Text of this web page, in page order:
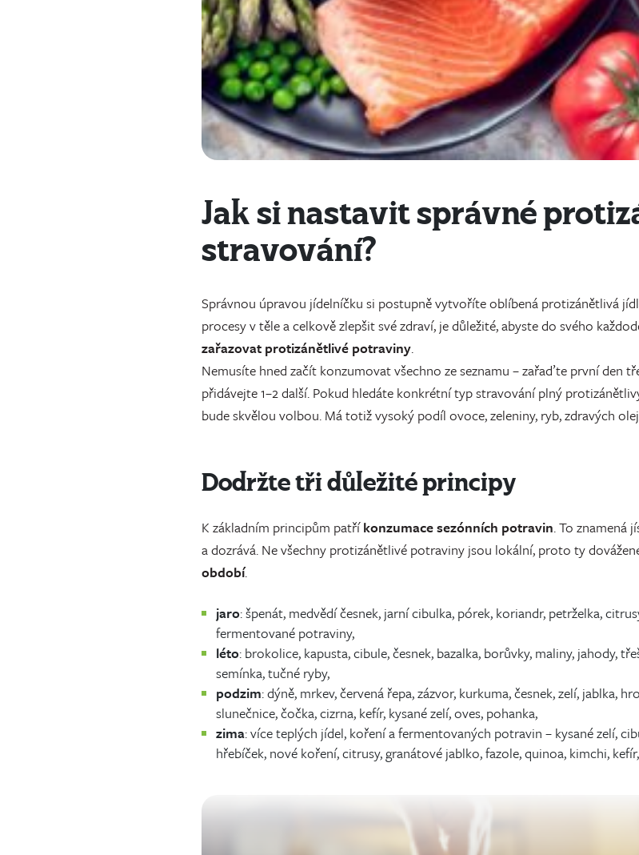
Jak si nastavit správné
stravování?
Správnou úpravou jídelníčku si postupně vytvoříte oblíbená protizánětlivá
procesy v těle a celkově zlepšit své zdraví, je důležité, abyste do svého
zařazovat protizánětlivé potraviny.
Nemusíte hned začít konzumovat všechno ze seznamu – zařaďte první den
přidávejte 1–2 další. Pokud hledáte konkrétní typ stravování plný
bude skvělou volbou. Má totiž vysoký podíl ovoce, zeleniny, ryb, zdravých
Dodržte tři důležité principy
K základním principům patříkonzumace sezónních potravin. To znamená
a dozrává. Ne všechny protizánětlivé potraviny jsou lokální, proto ty
období.
jaro: špenát, medvědí česnek, jarní cibulka, pórek, koriandr, petrželka,
fermentované potraviny,
léto: brokolice, kapusta, cibule, česnek, bazalka, borůvky, maliny, jahody,
semínka, tučné ryby,
podzim: dýně, mrkev, červená řepa, zázvor, kurkuma, česnek, zelí, jablka,
slunečnice, čočka, cizrna, kefír, kysané zelí, oves, pohanka,
zima: více teplých jídel, koření a fermentovaných potravin – kysané zelí,
hřebíček, nové koření, citrusy, granátové jablko, fazole, quinoa, kimchi,